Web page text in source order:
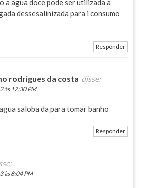
a agua doce pode ser utilizada a
dessesalinizada para i consumo
Responder
rodrigues da costa disse:
às 12:30 PM
saloba da para tomar banho
Responder
às 8:04 PM